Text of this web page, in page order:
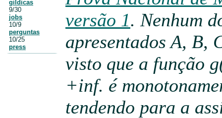
gildicas
9/30
jobs
10/9
perguntas
10/25
press
versão 1. Nenhum
apresentados A, B,
visto que a função
+inf. é
tendendo para a